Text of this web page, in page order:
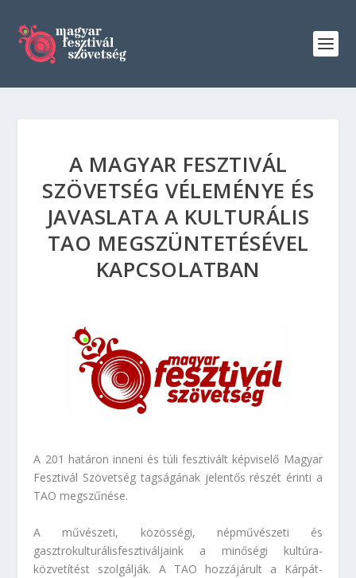
A MAGYAR FESZTIVÁL
SZÖVETSÉG VÉLEMÉNYE ÉS
JAVASLATA A KULTURÁLIS
TAO MEGSZÜNTETÉSÉVEL
KAPCSOLATBAN
A 201 határon inneni és túli fesztivált képviselő Magyar
Fesztivál Szövetség tagságának jelentős részét érinti a
TAO megszűnése.
A művészeti, közösségi, népművészeti és
gasztrokulturálisfesztiváljaink a minőségi kultúra-
közvetítést szolgálják. A TAO hozzájárult a
Kárpát-